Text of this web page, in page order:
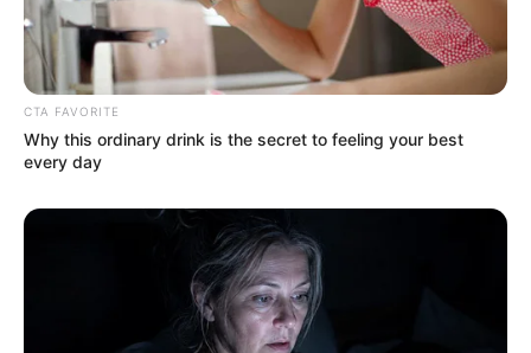
CTA FAVORITE
Why this ordinary drink is the secret to feeling your best
every day